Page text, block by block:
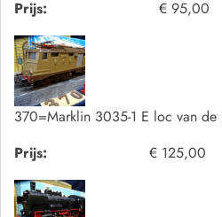
Prijs:
€ 95,00
370=Marklin 3035-1 E loc van de
Prijs:
€ 125,00